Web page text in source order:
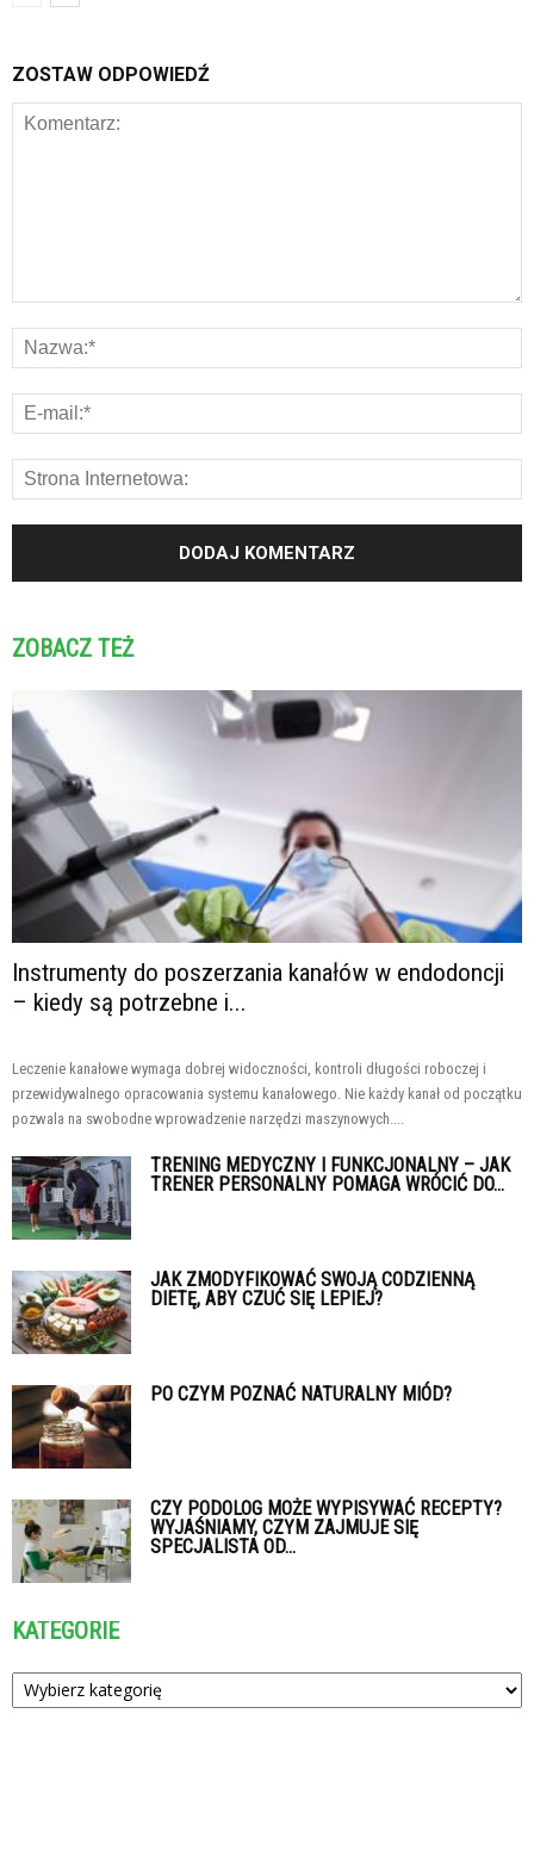
ZOSTAW ODPOWIEDŹ
ZOBACZ TEŻ
Instrumenty do poszerzania kanałów w endodoncji
– kiedy są potrzebne i...
Leczenie kanałowe wymaga dobrej widoczności, kontroli długości roboczej i
przewidywalnego opracowania systemu kanałowego. Nie każdy kanał od początku
pozwala na swobodne wprowadzenie narzędzi maszynowych....
TRENING MEDYCZNY I FUNKCJONALNY – JAK
TRENER PERSONALNY POMAGA WRÓCIĆ DO...
JAK ZMODYFIKOWAĆ SWOJĄ CODZIENNĄ
DIETĘ, ABY CZUĆ SIĘ LEPIEJ?
PO CZYM POZNAĆ NATURALNY MIÓD?
CZY PODOLOG MOŻE WYPISYWAĆ RECEPTY?
WYJAŚNIAMY, CZYM ZAJMUJE SIĘ
SPECJALISTA OD...
KATEGORIE
Kategorie